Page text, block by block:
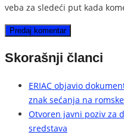
veba za sledeći put kada
Skorašnji članci
ERIAC objavio
znak sećanja na
Otvoren javni poziv za
sredstava